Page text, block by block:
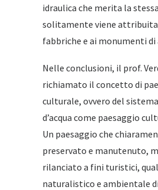
idraulica che merita la
solitamente viene
fabbriche e ai monumenti
Nelle conclusioni, il prof.
richiamato il concetto di
culturale, ovvero del
d’acqua come paesaggio
Un paesaggio che
preservato e manutenuto,
rilanciato a fini turistici,
naturalistico e ambientale